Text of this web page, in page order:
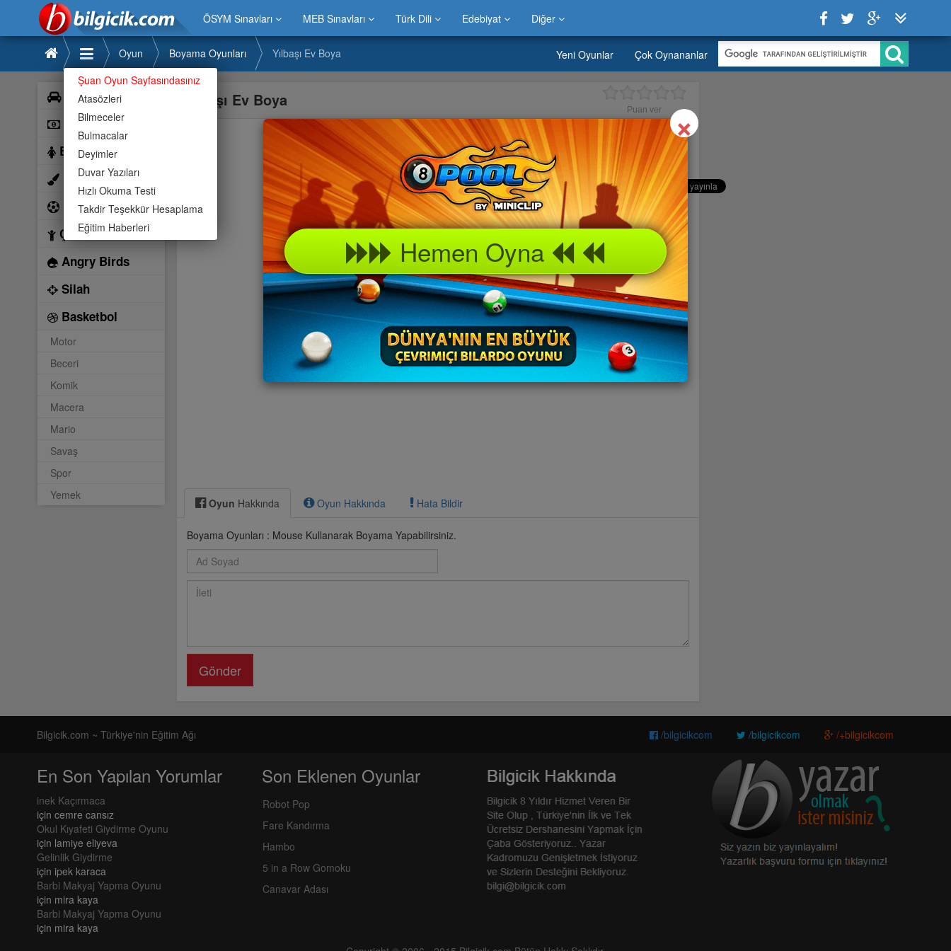
ÖSYM Sınavları MEB Sınavları Türk Dili Edebiyat Diğer
Şuan Oyun Sayfasındasınız
Atasözleri
Bilmeceler
Bulmacalar
Deyimler
Duvar Yazıları
Hızlı Okuma Testi
Takdir Teşekkür Hesaplama
Eğitim Haberleri
Oyun Boyama Oyunları Yılbaşı Ev Boya Yeni Oyunlar Çok Oynananlar
Araba
Bilardo
Barbie
Boyama
Futbol
Çocuk
Angry Birds
Silah
Basketbol
Motor
Beceri
Komik
Macera
Mario
Savaş
Spor
Yemek
Yılbaşı Ev Boya Puan ver
Oyun Hakkında Oyun Hakkında Hata Bildir
Boyama Oyunları : Mouse Kullanarak Boyama Yapabilirsiniz.
Gönder
Bilgicik.com ~ Türkiye'nin Eğitim Ağı /bilgicikcom /bilgicikcom /+bilgicikcom
En Son Yapılan Yorumlar
inek Kaçırmaca
için cemre cansız
Okul Kıyafeti Giydirme Oyunu
için lamiye eliyeva
Gelinlik Giydirme
için ipek karaca
Barbi Makyaj Yapma Oyunu
için mira kaya
Barbi Makyaj Yapma Oyunu
için mira kaya
Son Eklenen Oyunlar
Robot Pop
Fare Kandırma
Hambo
5 in a Row Gomoku
Canavar Adası
×Close
Hemen Oyna